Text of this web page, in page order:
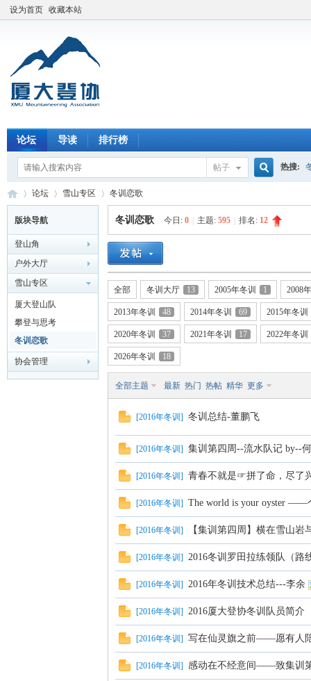
设为首页 收藏本站
论坛 导读 排行榜
帖子 热搜:
厦 »
论坛
›
雪山专区
›
冬训恋歌
版块导航
登山角
户外大厅
雪山专区
厦大登山队
攀登与思考
冬训恋歌
协会管理
冬训恋歌 今日: 0 主题: 595 排名: 12
全部 冬训大厅 13 2005年冬训 1 2008
2013年冬训 48 2014年冬训 69 2015年冬训
2020年冬训 37 2021年冬训 17 2022年冬训
2026年冬训 18
全部主题 最新 热门 热帖 精华 更多
[2016年冬训 ] 冬训总结-董鹏飞
[2016年冬训 ] 集训第四周--流水队记 by--
[2016年冬训 ] 青春不就是☞拼了命，尽了
[2016年冬训 ] The world is your oyster ——
[2016年冬训 ] 【集训第四周】横在雪山
[2016年冬训 ] 2016冬训罗田拉练领队（路
[2016年冬训 ] 2016年冬训技术总结---李余
[2016年冬训 ] 2016厦大登协冬训队员简介
[2016年冬训 ] 写在仙灵旗之前——愿有人
[2016年冬训 ] 感动在不经意间——致集训